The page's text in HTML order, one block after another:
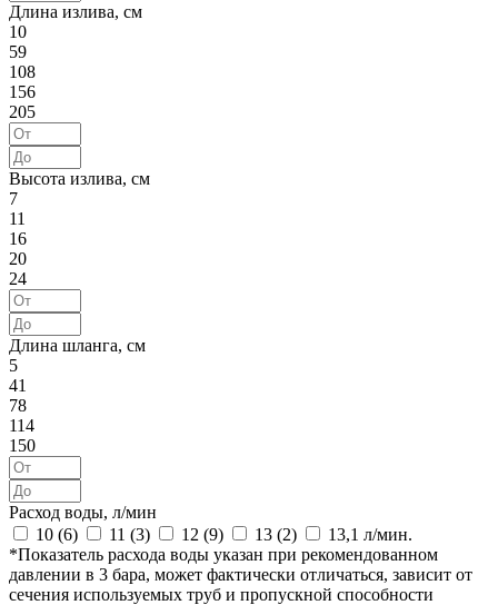
Длина излива, см
10
59
108
156
205
Высота излива, см
7
11
16
20
24
Длина шланга, см
5
41
78
114
150
Расход воды, л/мин
10 (6) 11 (3) 12 (9) 13 (2)
13,1 л/мин.
*Показатель расхода воды указан при рекомендованном
давлении в 3 бара, может фактически отличаться, зависит от
сечения используемых труб и пропускной способности